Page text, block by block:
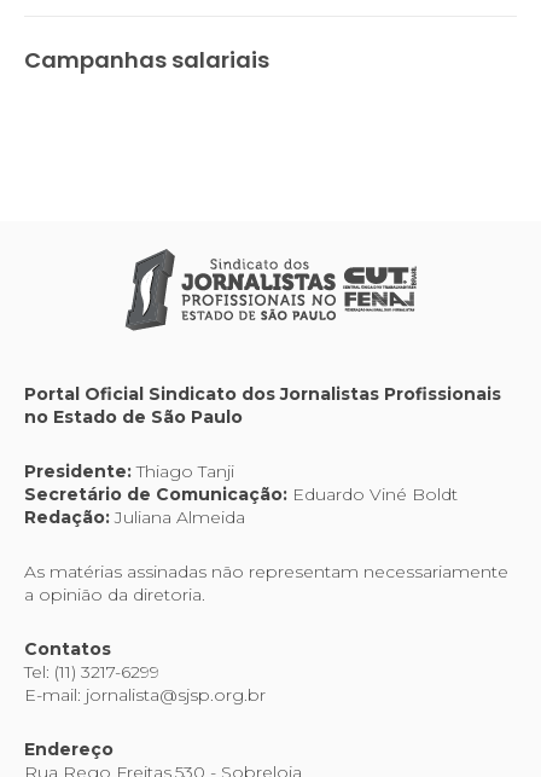
Campanhas salariais
Portal Oficial Sindicato dos Jornalistas Profissionais
no Estado de São Paulo
Presidente:Thiago Tanji
Secretário de Comunicação: Eduardo Viné Boldt
Redação:Juliana Almeida
As matérias assinadas não representam necessariamente
a opinião da diretoria.
Contatos
Tel: (11) 3217-6299
E-mail: jornalista@sjsp.org.br
Endereço
Rua Rego Freitas,530 - Sobreloja